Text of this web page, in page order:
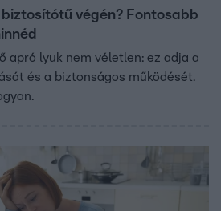
biztosítótű végén? Fontosabb
apró lyuk nem véletlen: ez adja a
és a biztonságos működését.